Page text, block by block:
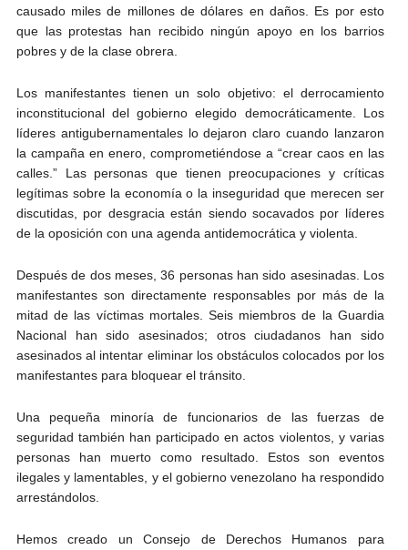
causado miles de millones de dólares en daños. Es por esto
que las protestas han recibido ningún apoyo en los barrios
pobres y de la clase obrera.
Los manifestantes tienen un solo objetivo: el derrocamiento
inconstitucional del gobierno elegido democráticamente. Los
líderes antigubernamentales lo dejaron claro cuando lanzaron
la campaña en enero, comprometiéndose a “crear caos en las
calles.” Las personas que tienen preocupaciones y críticas
legítimas sobre la economía o la inseguridad que merecen ser
discutidas, por desgracia están siendo socavados por líderes
de la oposición con una agenda antidemocrática y violenta.
Después de dos meses, 36 personas han sido asesinadas. Los
manifestantes son directamente responsables por más de la
mitad de las víctimas mortales. Seis miembros de la Guardia
Nacional han sido asesinados; otros ciudadanos han sido
asesinados al intentar eliminar los obstáculos colocados por los
manifestantes para bloquear el tránsito.
Una pequeña minoría de funcionarios de las fuerzas de
seguridad también han participado en actos violentos, y varias
personas han muerto como resultado. Estos son eventos
ilegales y lamentables, y el gobierno venezolano ha respondido
arrestándolos.
Hemos creado un Consejo de Derechos Humanos para